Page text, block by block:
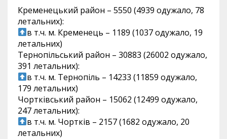
Кременецький район – 5550 (4939 одужало, 78
летальних):
в т.ч. м. Кременець – 1189 (1037 одужало, 19
летальних)
Тернопільський район – 30883 (26002 одужало,
391 летальних):
в т.ч. м. Тернопіль – 14233 (11859 одужало,
179 летальних)
Чортківський район – 15062 (12499 одужало,
247 летальних):
в т.ч. м. Чортків – 2157 (1682 одужало, 20
летальних)